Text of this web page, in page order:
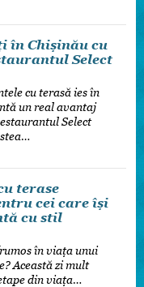
în Chișinău cu
Select
cu terasă ies în
un real avantaj
Select
terase
cei care își
cu stil
în viața unui
Această zi mult
din viața…